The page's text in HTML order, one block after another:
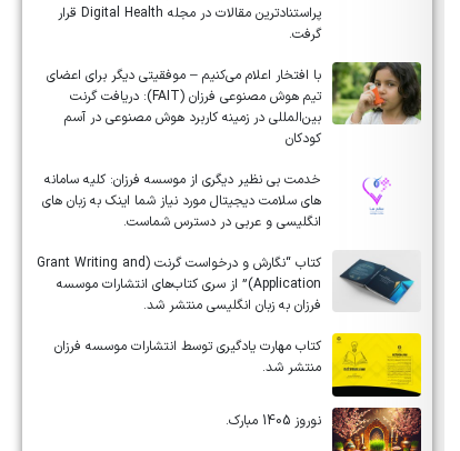
پراستنادترین مقالات در مجله Digital Health قرار
گرفت.
با افتخار اعلام می‌کنیم – موفقیتی دیگر برای اعضای
تیم هوش مصنوعی فرزان (FAIT): دریافت گرنت
بین‌المللی در زمینه کاربرد هوش مصنوعی در آسم
کودکان
خدمت بی نظیر دیگری از موسسه فرزان: کلیه سامانه
های سلامت دیجیتال مورد نیاز شما اینک به زبان های
انگلیسی و عربی در دسترس شماست.
کتاب “نگارش و درخواست گرنت (Grant Writing and
Application)” از سری کتاب‌های انتشارات موسسه
فرزان به زبان انگلیسی منتشر شد.
کتاب مهارت یادگیری توسط انتشارات موسسه فرزان
منتشر شد.
نوروز 1405 مبارک.